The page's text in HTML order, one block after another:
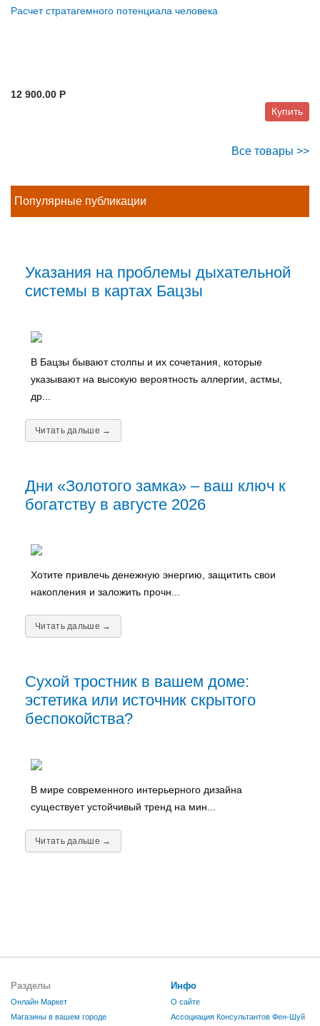
Расчет стратагемного потенциала человека
12 900.00 P
Купить
Все товары >>
Популярные публикации
Указания на проблемы дыхательной
системы в картах Бацзы
В Бацзы бывают столпы и их сочетания, которые
указывают на высокую вероятность аллергии, астмы,
др...
Читать дальше →
Дни «Золотого замка» – ваш ключ к
богатству в августе 2026
Хотите привлечь денежную энергию, защитить свои
накопления и заложить прочн...
Читать дальше →
Сухой тростник в вашем доме:
эстетика или источник скрытого
беспокойства?
В мире современного интерьерного дизайна
существует устойчивый тренд на мин...
Читать дальше →
Разделы
Онлайн Маркет
Магазины в вашем городе
Инфо
О сайте
Ассоциация Консультантов Фен-Шуй